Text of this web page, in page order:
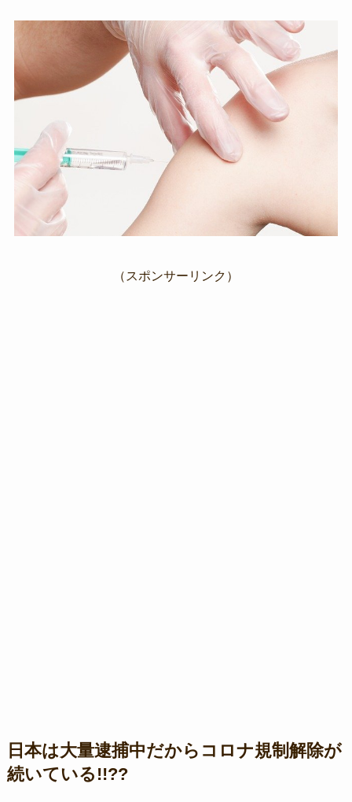
（スポンサーリンク）
日本は大量逮捕中だからコロナ規制解除が
続いている!!??